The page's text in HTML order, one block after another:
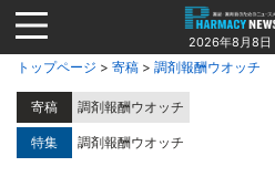
Jump
to
navigation
2026年8月8日
トップページ > 寄稿 > 調剤報酬ウオッチ
寄稿 調剤報酬ウオッチ
特集 調剤報酬ウオッチ